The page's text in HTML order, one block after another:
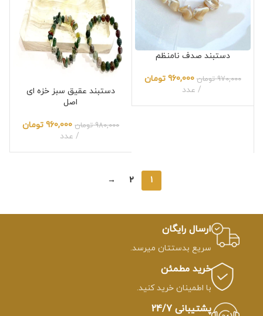
دستبند صدف نامنظم
970,000 تومان 960,000 تومان
عدد
دستبند عقیق سبز خزه ای
اصل
980,000 تومان 960,000 تومان
عدد
1
2
→
ارسال رایگان
سریع بدستتان میرسد.
خرید مطمئن
با اطمینان خرید کنید.
پشتیبانی 24/7